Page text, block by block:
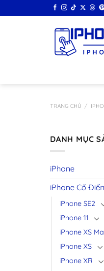
qua
TRANG CHỦ /
DANH MỤC
iPhone
iPhone Cổ Điển
iPhone SE2
iPhone 11
iPhone XS
iPhone XS
iPhone XR